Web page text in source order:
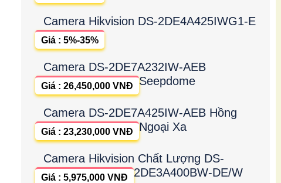
Camera Hikvision DS-2DE4A425IWG1-E
Giá : 5%-35%
Camera DS-2DE7A232IW-AEB
Seepdome
Giá : 26,450,000 VNĐ
Camera DS-2DE7A425IW-AEB Hồng
Ngoại Xa
Giá : 23,230,000 VNĐ
Camera Hikvision Chất Lượng DS-
2DE3A400BW-DE/W
Giá : 5,975,000 VNĐ